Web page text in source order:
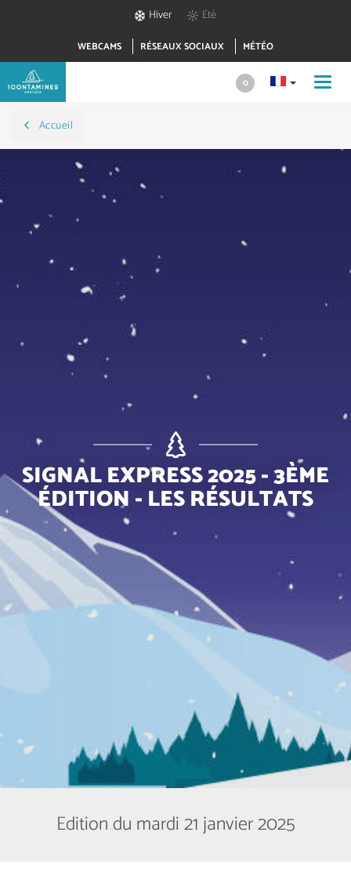
Hiver Eté
WEBCAMS RÉSEAUX SOCIAUX MÉTÉO
0
Accueil
SIGNAL EXPRESS 2025 - 3ÈME
ÉDITION - LES RÉSULTATS
Edition du mardi 21 janvier 2025